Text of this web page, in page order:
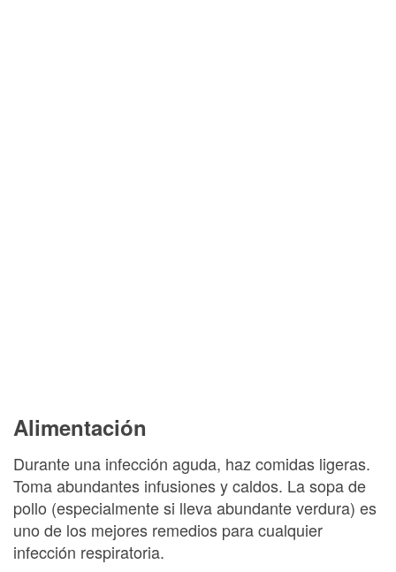
Alimentación
Durante una infección aguda, haz comidas ligeras.
Toma abundantes infusiones y caldos. La sopa de
pollo (especialmente si lleva abundante verdura) es
uno de los mejores remedios para cualquier
infección respiratoria.